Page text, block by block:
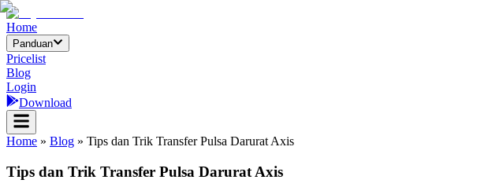
Home
Panduan
Pricelist
Blog
Login
Download
Home » Blog » Tips dan Trik Transfer Pulsa Darurat Axis
Tips dan Trik Transfer Pulsa Darurat Axis